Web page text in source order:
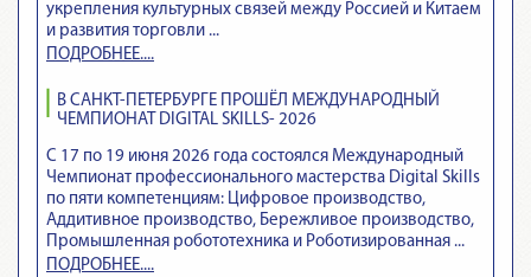
укрепления культурных связей между Россией и Китаем
и развития торговли ...
ПОДРОБНЕЕ....
В САНКТ-ПЕТЕРБУРГЕ ПРОШЁЛ МЕЖДУНАРОДНЫЙ
ЧЕМПИОНАТ DIGITAL SKILLS- 2026
С 17 по 19 июня 2026 года состоялся Международный
Чемпионат профессионального мастерства Digital Skills
по пяти компетенциям: Цифровое производство,
Аддитивное производство, Бережливое производство,
Промышленная робототехника и Роботизированная ...
ПОДРОБНЕЕ....